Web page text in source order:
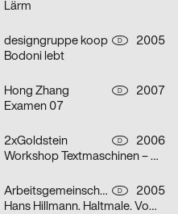
Lärm
designgruppe koop D
2005
Bodoni lebt
Hong Zhang D
2007
Examen 07
2xGoldstein D
2006
Workshop Textmaschinen – Maschinentext
Arbeitsgemeinschaft für visuelle und verbale Kommunikation Uwe Loesch D
2005
Hans Hillmann. Haltmale. Vom Plakat zum Bildroman